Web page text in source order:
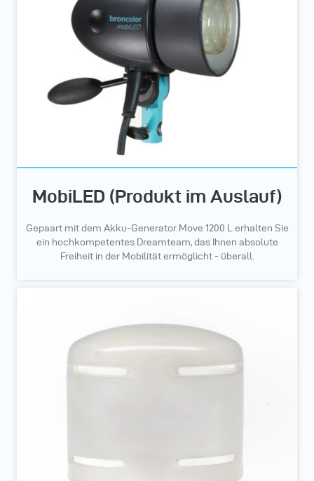
MobiLED (Produkt im Auslauf)
Gepaart mit dem Akku-Generator Move 1200 L erhalten Sie
ein hochkompetentes Dreamteam, das Ihnen absolute
Freiheit in der Mobilität ermöglicht - überall.